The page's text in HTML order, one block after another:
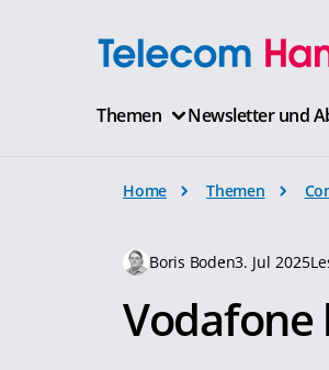
Themen Newsletter und
Home Themen
Boris Boden3. Jul 2025
Vodafone